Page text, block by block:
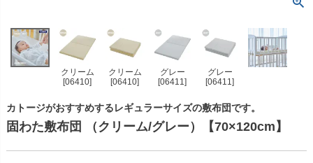
クリーム
[06410]
クリーム
[06410]
グレー
[06411]
グレー
[06411]
カトージがおすすめするレギュラーサイズの敷布団です。
固わた敷布団 （クリーム/グレー）【70×120cm】